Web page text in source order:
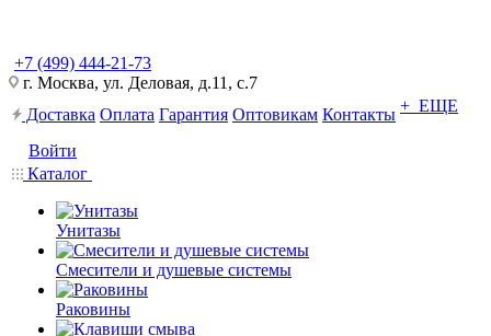
+7 (499) 444-21-73
г. Москва, ул. Деловая, д.11, с.7
Доставка Оплата Гарантия Оптовикам Контакты + ЕЩЕ
Войти
Каталог
Унитазы
Смесители и душевые системы
Раковины